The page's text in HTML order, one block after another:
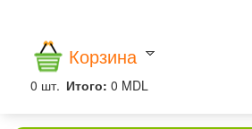
Корзина
0 шт. Итого: 0 MDL